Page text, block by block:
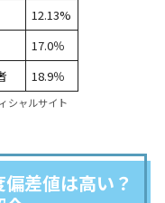
12.13%
17.0％
18.9％
シャルサイト
差値は高い？